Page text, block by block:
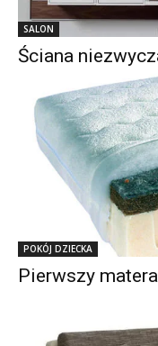
SALON
Ściana
POKÓJ DZIECKA
Pierwszy